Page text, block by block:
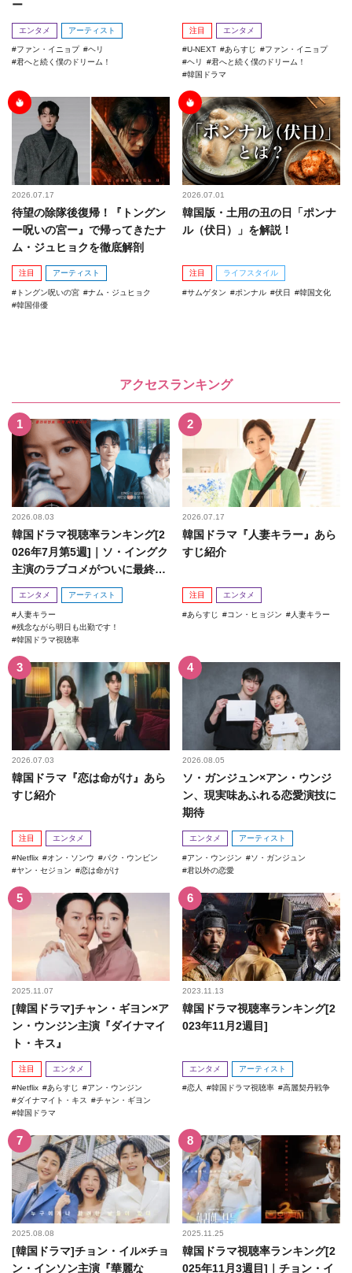
ー
エンタメ アーティスト
ファン・イニョプ
ヘリ
君へと続く僕のドリーム！
注目 エンタメ
U-NEXT あらすじ
ファン・イニョプ
ヘリ
君へと続く僕のドリーム！
韓国ドラマ
2026.07.17
待望の除隊後復帰！『トングン
ー呪いの宮ー』で帰ってきたナ
ム・ジュヒョクを徹底解剖
注目 アーティスト
トングン呪いの宮
ナム・ジュヒョク
韓国俳優
2026.07.01
韓国版・土用の丑の日「ポンナ
ル（伏日）」を解説！
注目 ライフスタイル
サムゲタン ポンナル 伏日 韓国文化
アクセスランキング
2026.08.03
韓国ドラマ視聴率ランキング[2
026年7月第5週]｜ソ・イングク
主演のラブコメがついに最終
回！
エンタメ アーティスト
人妻キラー
残念ながら明日も出勤です！
韓国ドラマ視聴率
2026.07.17
韓国ドラマ『人妻キラー』あら
すじ紹介
注目 エンタメ
あらすじ コン・ヒョジン 人妻キラー
2026.07.03
韓国ドラマ『恋は命がけ』あら
すじ紹介
注目 エンタメ
Netflix オン・ソンウ
パク・ウンビン
ヤン・セジョン
恋は命がけ
2026.08.05
ソ・ガンジュン×アン・ウンジ
ン、現実味あふれる恋愛演技に
期待
エンタメ アーティスト
アン・ウンジン
ソ・ガンジュン
君以外の恋愛
2025.11.07
[韓国ドラマ]チャン・ギヨン×ア
ン・ウンジン主演『ダイナマイ
ト・キス』
注目 エンタメ
Netflix あらすじ
アン・ウンジン
ダイナマイト・キス
チャン・ギヨン
韓国ドラマ
2023.11.13
韓国ドラマ視聴率ランキング[2
023年11月2週目]
エンタメ アーティスト
恋人 韓国ドラマ視聴率 高麗契丹戦争
2025.08.08
[韓国ドラマ]チョン・イル×チョ
ン・インソン主演『華麗な
2025.11.25
韓国ドラマ視聴率ランキング[2
025年11月3週目]｜チョン・イ